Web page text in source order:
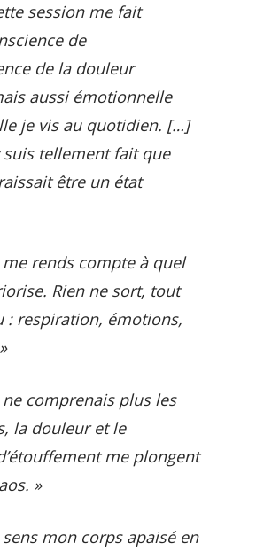
session me fait
de
de la douleur
aussi émotionnelle
je vis au quotidien. […]
suis tellement fait que
être un état
me rends compte à quel
Rien ne sort, tout
: respiration, émotions,
ne comprenais plus les
la douleur et le
me plongent
»
sens mon corps apaisé en